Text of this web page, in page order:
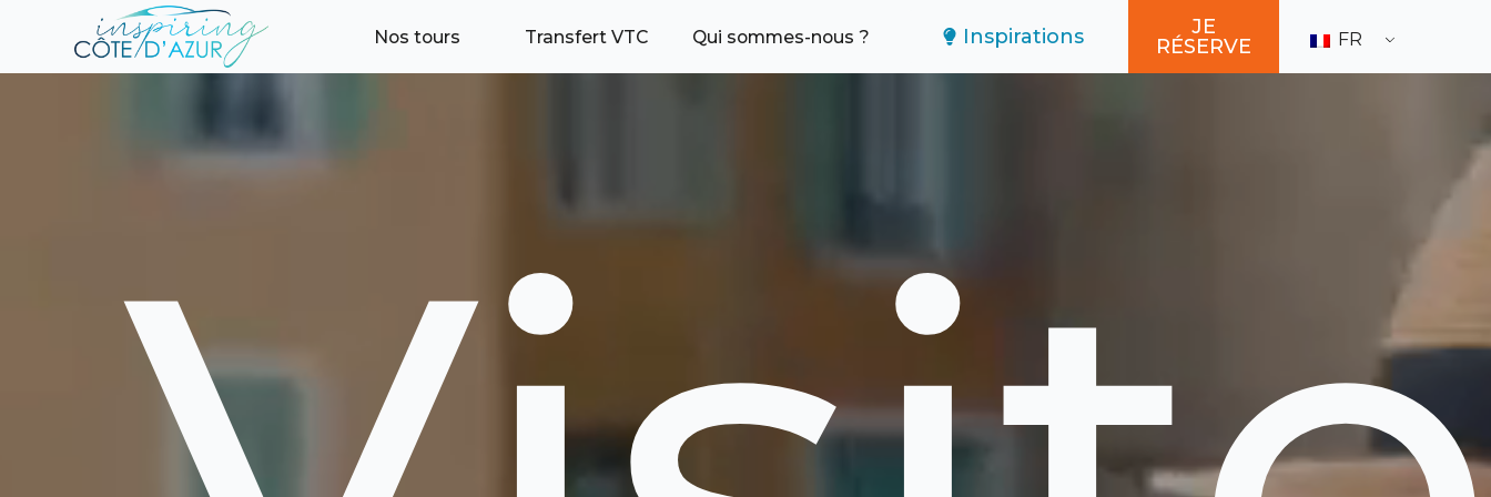
Nos tours Transfert VTC Qui sommes-nous ? Inspirations
JE
RÉSERVE
FR